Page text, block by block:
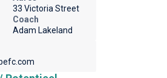
33 Victoria Street
Coach
Adam Lakeland